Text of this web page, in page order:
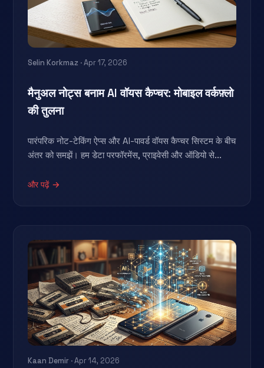
Selin Korkmaz · Apr 17, 2026
मैनुअल नोट्स बनाम AI वॉयस कैप्चर: मोबाइल वर्कफ़्लो
की तुलना
पारंपरिक नोट-टेकिंग ऐप्स और AI-पावर्ड वॉयस कैप्चर सिस्टम के बीच
अंतर को समझें। हम डेटा परफॉरमेंस, प्राइवेसी और ऑडियो से...
और पढ़ें →
Kaan Demir · Apr 14, 2026